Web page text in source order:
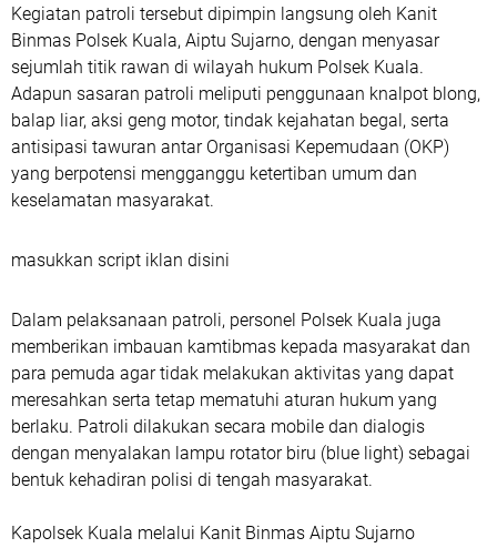
Kegiatan patroli tersebut dipimpin langsung oleh Kanit
Binmas Polsek Kuala, Aiptu Sujarno, dengan menyasar
sejumlah titik rawan di wilayah hukum Polsek Kuala.
Adapun sasaran patroli meliputi penggunaan knalpot blong,
balap liar, aksi geng motor, tindak kejahatan begal, serta
antisipasi tawuran antar Organisasi Kepemudaan (OKP)
yang berpotensi mengganggu ketertiban umum dan
keselamatan masyarakat.
masukkan script iklan disini
Dalam pelaksanaan patroli, personel Polsek Kuala juga
memberikan imbauan kamtibmas kepada masyarakat dan
para pemuda agar tidak melakukan aktivitas yang dapat
meresahkan serta tetap mematuhi aturan hukum yang
berlaku. Patroli dilakukan secara mobile dan dialogis
dengan menyalakan lampu rotator biru (blue light) sebagai
bentuk kehadiran polisi di tengah masyarakat.
Kapolsek Kuala melalui Kanit Binmas Aiptu Sujarno